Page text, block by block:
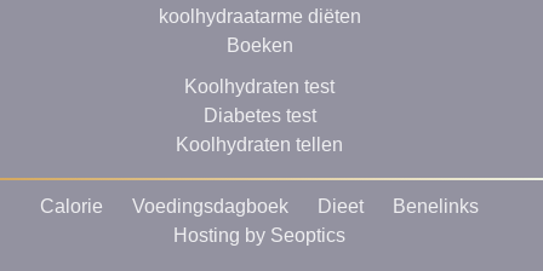
koolhydraatarme diëten
Boeken
Koolhydraten test
Diabetes test
Koolhydraten tellen
Calorie Voedingsdagboek Dieet
Benelinks
Hosting by Seoptics